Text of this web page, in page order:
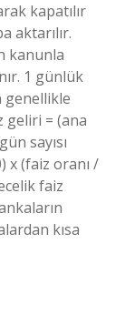
kapatılır
aktarılır.
kanunla
1 günlük
genellikle
geliri = (ana
sayısı
x (faiz oranı /
faiz
kısa